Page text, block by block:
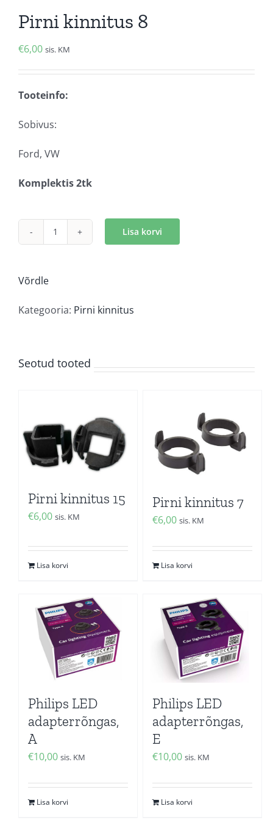
Pirni kinnitus 8
€6,00 sis. KM
Tooteinfo:
Sobivus:
Ford, VW
Komplektis 2tk
Pirni
Lisa korvi
Võrdle
Kategooria: Pirni kinnitus
Seotud tooted
Pirni kinnitus 15
€6,00 sis. KM
Lisa korvi
Pirni kinnitus 7
€6,00 sis. KM
Lisa korvi
Philips LED
adapterrõngas,
A
€10,00 sis. KM
Lisa korvi
Philips LED
adapterrõngas,
E
€10,00 sis. KM
Lisa korvi